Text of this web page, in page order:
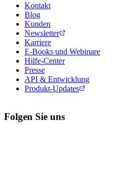
Kontakt
Blog
Kunden
Newsletter
Karriere
E-Books und Webinare
Hilfe-Center
Presse
API & Entwicklung
Produkt-Updates
Folgen Sie uns